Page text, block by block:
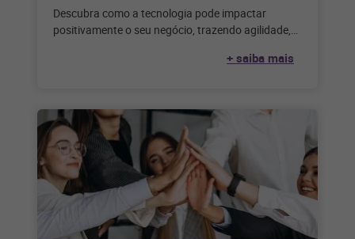
Descubra como a tecnologia pode impactar
positivamente o seu negócio, trazendo agilidade,
+ saiba mais